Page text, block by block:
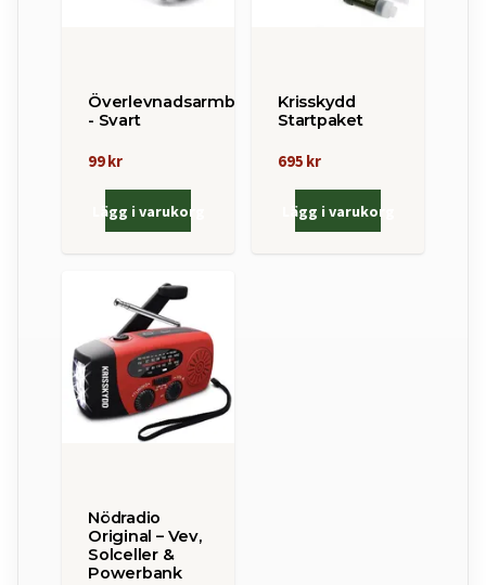
Överlevnadsarmband
- Svart
99 kr
Lägg i varukorg
Krisskydd
Startpaket
695 kr
Lägg i varukorg
Nödradio
Original – Vev,
Solceller &
Powerbank